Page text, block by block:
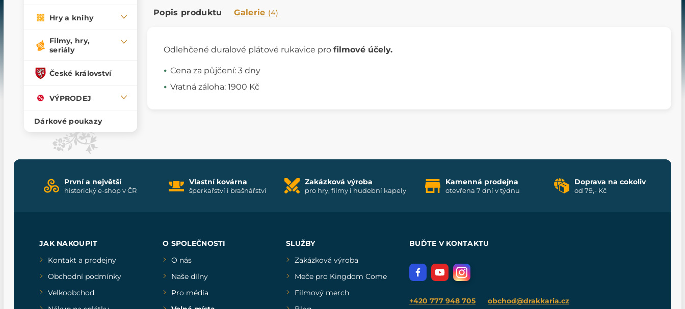
Hry a knihy
Filmy, hry,
seriály
České království
VÝPRODEJ
Dárkové poukazy
Popis produktu Galerie (4)
Odlehčené duralové plátové rukavice pro filmové účely.
Cena za půjčení: 3 dny
Vratná záloha: 1900 Kč
První a největší
historický e-shop v ČR
Vlastní kovárna
šperkařství i brašnářství
Zakázková výroba
pro hry, filmy i hudební kapely
Kamenná prodejna
otevřena 7 dní v týdnu
Doprava na cokoliv
od 79,- Kč
JAK NAKOUPIT
Kontakt a prodejny
Obchodní podmínky
Velkoobchod
O SPOLEČNOSTI
O nás
Naše dílny
Pro média
SLUŽBY
Zakázková výroba
Meče pro Kingdom Come
Filmový merch
BUĎTE V KONTAKTU
+420 777 948 705 obchod@drakkaria.cz